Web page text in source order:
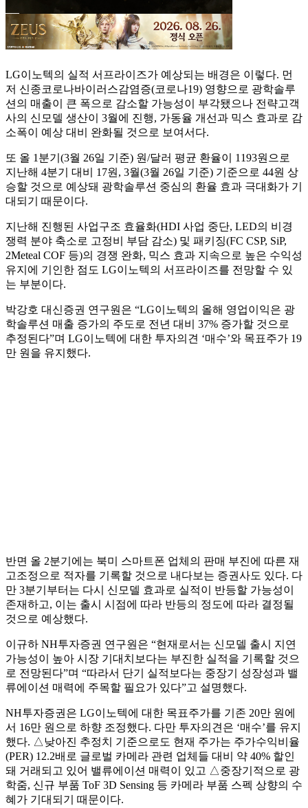
LG이노텍의 실적 서프라이즈가 예상되는 배경은 이렇다. 먼
저 신종코로나바이러스감염증(코로나19) 영향으로 광학솔루
션의 매출이 큰 폭으로 감소할 가능성이 부각됐으나 전략고객
사의 신모델 생산이 3월에 진행, 가동율 개선과 믹스 효과로 감
소폭이 예상 대비 완화될 것으로 보여서다.
또 올 1분기(3월 26일 기준) 원/달러 평균 환율이 1193원으로
지난해 4분기 대비 17원, 3월(3월 26일 기준) 기준으로 44원 상
승할 것으로 예상돼 광학솔루션 중심의 환율 효과 극대화가 기
대되기 때문이다.
지난해 진행된 사업구조 효율화(HDI 사업 중단, LED의 비경
쟁력 분야 축소로 고정비 부담 감소) 및 패키징(FC CSP, SiP,
2Meteal COF 등)의 경쟁 완화, 믹스 효과 지속으로 높은 수익성
유지에 기인한 점도 LG이노텍의 서프라이즈를 전망할 수 있
는 부분이다.
박강호 대신증권 연구원은 “LG이노텍의 올해 영업이익은 광
학솔루션 매출 증가의 주도로 전년 대비 37% 증가할 것으로
추정된다”며 LG이노텍에 대한 투자의견 ‘매수’와 목표주가 19
만 원을 유지했다.
반면 올 2분기에는 북미 스마트폰 업체의 판매 부진에 따른 재
고조정으로 적자를 기록할 것으로 내다보는 증권사도 있다. 다
만 3분기부터는 다시 신모델 효과로 실적이 반등할 가능성이
존재하고, 이는 출시 시점에 따라 반등의 정도에 따라 결정될
것으로 예상했다.
이규하 NH투자증권 연구원은 “현재로서는 신모델 출시 지연
가능성이 높아 시장 기대치보다는 부진한 실적을 기록할 것으
로 전망된다”며 “따라서 단기 실적보다는 중장기 성장성과 밸
류에이션 매력에 주목할 필요가 있다”고 설명했다.
NH투자증권은 LG이노텍에 대한 목표주가를 기존 20만 원에
서 16만 원으로 하향 조정했다. 다만 투자의견은 ‘매수’를 유지
했다. △낮아진 추정치 기준으로도 현재 주가는 주가수익비율
(PER) 12.2배로 글로벌 카메라 관련 업체들 대비 약 40% 할인
돼 거래되고 있어 밸류에이션 매력이 있고 △중장기적으로 광
학줌, 신규 부품 ToF 3D Sensing 등 카메라 부품 스펙 상향의 수
혜가 기대되기 때문이다.